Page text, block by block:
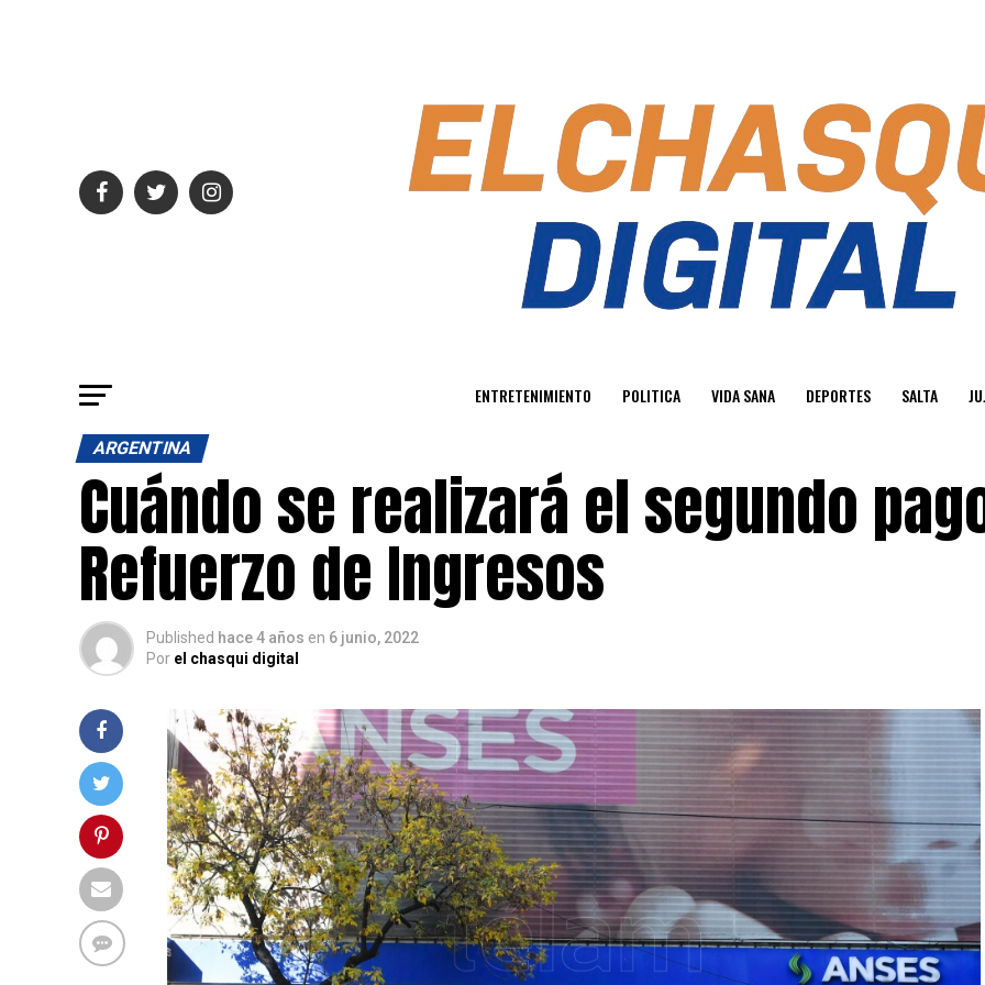
ENTRETENIMIENTO POLITICA VIDA SANA DEPORTES SALTA
ARGENTINA
Cuándo se realizará el segundo
Refuerzo de Ingresos
Published hace 4 años en 6 junio, 2022
Por el chasqui digital